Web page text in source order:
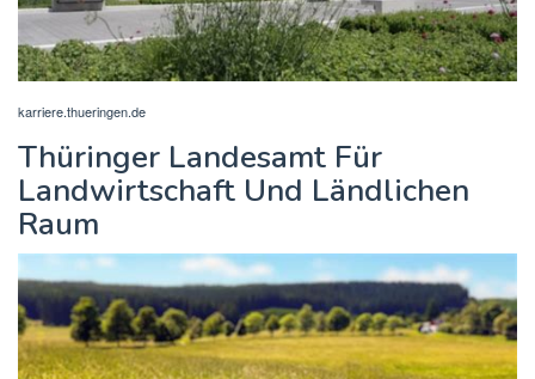
karriere.thueringen.de
Thüringer Landesamt Für
Landwirtschaft Und Ländlichen
Raum